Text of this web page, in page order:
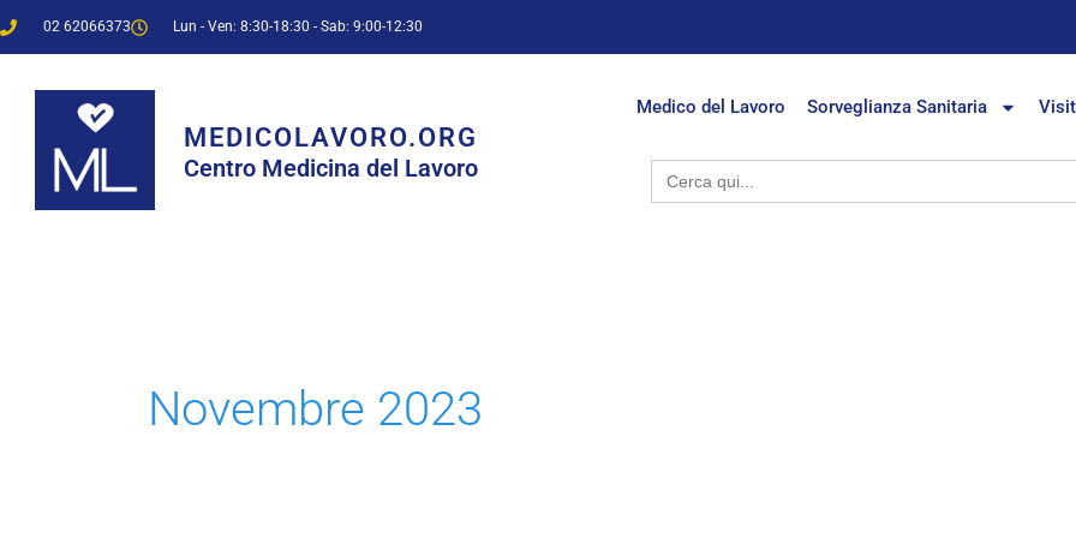
02 62066373 Lun - Ven: 8:30-18:30 - Sab: 9:00-12:30
MEDICOLAVORO.ORG
Centro Medicina del Lavoro
Medico del Lavoro Sorveglianza Sanitaria
Search
for:
Novembre 2023